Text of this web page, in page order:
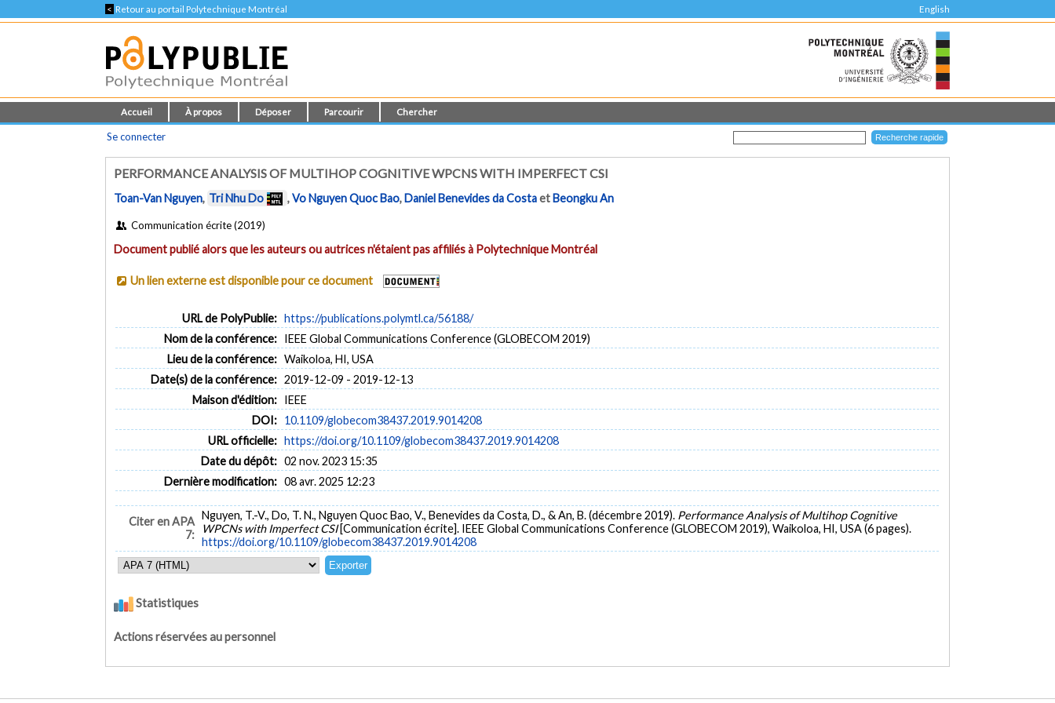
< Retour au portail Polytechnique Montréal English
Accueil À propos Déposer Parcourir Chercher
Se connecter
PERFORMANCE ANALYSIS OF MULTIHOP COGNITIVE WPCNS WITH IMPERFECT CSI
Toan-Van Nguyen, Tri Nhu Do ,Vo Nguyen Quoc Bao,Daniel Benevides da CostaetBeongku An
Communication écrite (2019)
Document publié alors que les auteurs ou autrices n'étaient pas affiliés à Polytechnique Montréal
Un lien externe est disponible pour ce document
URL de PolyPublie: https://publications.polymtl.ca/56188/
Nom de la conférence: IEEE Global Communications Conference (GLOBECOM 2019)
Lieu de la conférence: Waikoloa, HI, USA
Date(s) de la conférence: 2019-12-09 - 2019-12-13
Maison d'édition: IEEE
DOI: 10.1109/globecom38437.2019.9014208
URL officielle: https://doi.org/10.1109/globecom38437.2019.9014208
Date du dépôt: 02 nov. 2023 15:35
Dernière modification: 08 avr. 2025 12:23
Citer en APA
7:
Nguyen, T.-V., Do, T. N., Nguyen Quoc Bao, V., Benevides da Costa, D., & An, B. (décembre 2019). Performance Analysis of Multihop Cognitive
WPCNs with Imperfect CSI[Communication écrite]. IEEE Global Communications Conference (GLOBECOM 2019), Waikoloa, HI, USA (6 pages).
https://doi.org/10.1109/globecom38437.2019.9014208
Statistiques
Actions réservées au personnel